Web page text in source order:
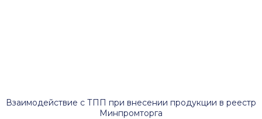
Взаимодействие с ТПП при внесении продукции в реестр
Минпромторга